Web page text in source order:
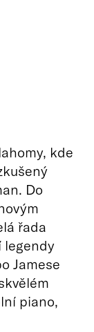
kde
Do
řada
legendy
Jamese
piano,